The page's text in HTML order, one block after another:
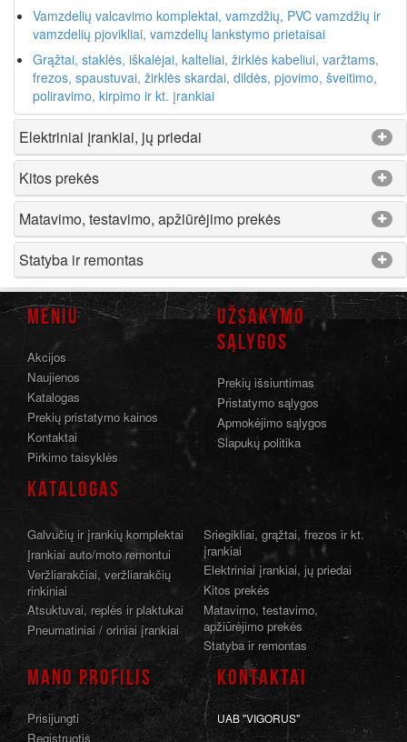
Vamzdelių valcavimo komplektai, vamzdžių, PVC vamzdžių ir
vamzdelių pjovikliai, vamzdelių lankstymo prietaisai
Grąžtai, staklės, iškalėjai, kalteliai, žirklės kabeliui, varžtams,
frezos, spaustuvai, žirklės skardai, dildės, pjovimo, šveitimo,
poliravimo, kirpimo ir kt. įrankiai
Elektriniai įrankiai, jų priedai
Kitos prekės
Matavimo, testavimo, apžiūrėjimo prekės
Statyba ir remontas
MENIU
Akcijos
Naujienos
Katalogas
Prekių pristatymo kainos
Kontaktai
Pirkimo taisyklės
UŽSAKYMO
SĄLYGOS
Prekių išsiuntimas
Pristatymo sąlygos
Apmokėjimo sąlygos
Slapukų politika
KATALOGAS
Galvučių ir įrankių komplektai
Įrankiai auto/moto remontui
Veržliarakčiai, veržliarakčių
rinkiniai
Atsuktuvai, replės ir plaktukai
Pneumatiniai / oriniai įrankiai
Sriegikliai, grąžtai, frezos ir kt.
įrankiai
Elektriniai įrankiai, jų priedai
Kitos prekės
Matavimo, testavimo,
apžiūrėjimo prekės
Statyba ir remontas
MANO PROFILIS
Prisijungti
Registruotis
KONTAKTAI
UAB "VIGORUS"